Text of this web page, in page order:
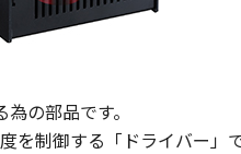
の部品です。
を制御する「ドライバー」